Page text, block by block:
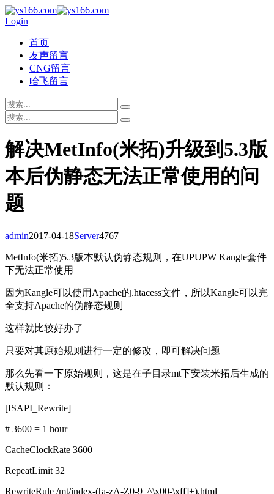
Login
首页
友声留言
CNG留言
哈飞留言
解决MetInfo(米拓)升级到5.3版
本后伪静态无法正常使用的问
题
admin2017-04-18Server4767
MetInfo(米拓)5.3版本默认伪静态规则，在UPUPW Kangle套件
下无法正常使用
因为Kangle可以使用Apache的.htacess文件，所以Kangle可以完
全支持Apache的伪静态规则
这样就比较好办了
只要对其原始规则进行一定的修改，即可解决问题
那么先看一下原始规则，这是在子目录mt下安装米拓后生成的
默认规则：
[ISAPI_Rewrite]
# 3600 = 1 hour
CacheClockRate 3600
RepeatLimit 32
RewriteRule /mt/index-([a-zA-Z0-9_^\x00-\xff]+).html